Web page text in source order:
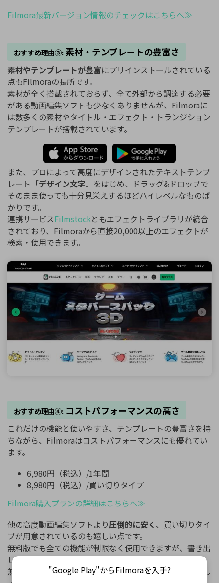
Filmora最新バージョン情報のチェックはこちらへ≫
おすすめ理由③: 素材・テンプレートの豊富さ
素材やテンプレートが豊富にプリインストールされている
点もFilmoraの長所です。
素材が全く搭載されておらず、全て外部から調達する必要
がある動画編集ソフトも少なくありませんが、Filmoraに
は数多くの素材やタイトル・エフェクト・トランジション
テンプレートが搭載されています。
また、プロによって高度にデザインされたテキストテンプ
レート 「デザイン文字」 をはじめ、ドラッグ&ドロップで
そのまま使っても十分見栄えするほどハイレベルなものば
かりです。
連携サービスFilmstockともエフェクトライブラリが統合
されており、Filmoraから直接20,000以上のエフェクトが
検索・使用できます。
おすすめ理由④: コストパフォーマンスの高さ
これだけの機能と使いやすさ、テンプレートの豊富さを持
ちながら、Filmoraはコストパフォーマンスにも優れてい
ます。
6,980円（税込）/1年間
8,980円（税込）/買い切りタイプ
Filmora購入プランの詳細はこちらへ≫
他の高度動画編集ソフトより圧倒的に安く 、買い切りタイ
プが用意されているのも嬉しい点です。
無料版でも全ての機能が制限なく使用できますが、書き出
し時にロゴが動画に自動で入ってしまいます。
無料版を存分に試して気に入った方は購入すると良いでし
"Google Play"からFilmoraを入手?